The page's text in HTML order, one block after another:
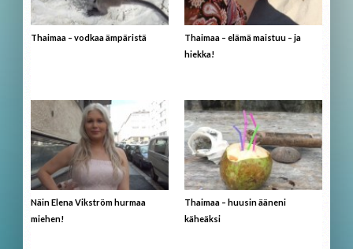
Thaimaa – vodkaa ämpäristä
Thaimaa – elämä maistuu – ja
hiekka!
Näin Elena Vikström hurmaa
miehen!
Thaimaa – huusin ääneni
käheäksi